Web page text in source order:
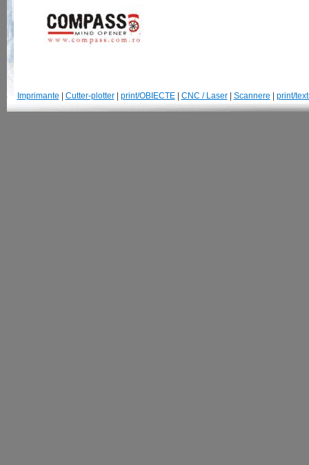
Imprimante Cutter-plotter| print/OBIECTE| CNC / Laser| Scannere print/